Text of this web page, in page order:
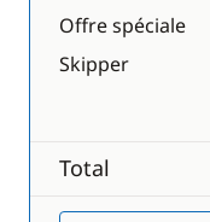
Offre spéciale
Skipper
Total